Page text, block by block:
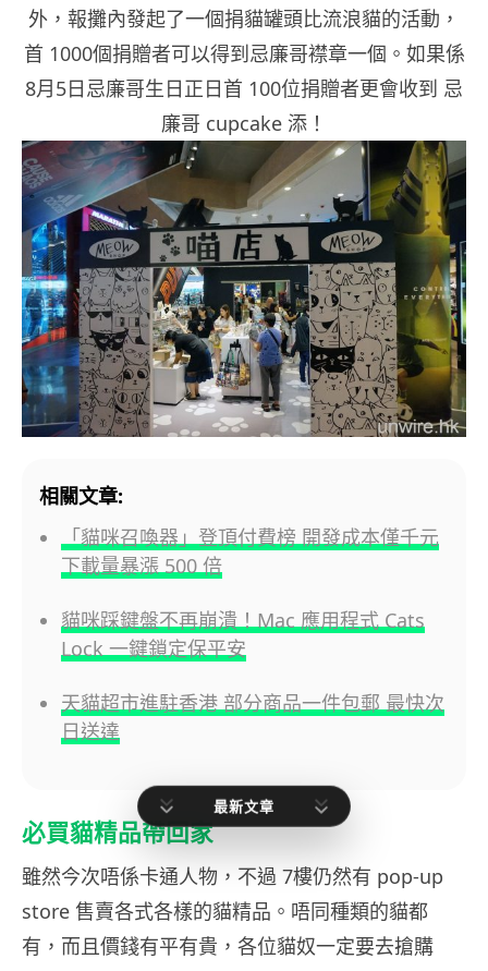
外，報攤內發起了一個捐貓罐頭比流浪貓的活動，
首 1000個捐贈者可以得到忌廉哥襟章一個。如果係
8月5日忌廉哥生日正日首 100位捐贈者更會收到 忌
廉哥 cupcake 添！
相關文章:
「貓咪召喚器」登頂付費榜 開發成本僅千元
下載量暴漲 500 倍
貓咪踩鍵盤不再崩潰！Mac 應用程式 Cats
Lock 一鍵鎖定保平安
天貓超市進駐香港 部分商品一件包郵 最快次
日送達
必買貓精品帶回家
雖然今次唔係卡通人物，不過 7樓仍然有 pop-up
store 售賣各式各樣的貓精品。唔同種類的貓都
有，而且價錢有平有貴，各位貓奴一定要去搶購
最新文章